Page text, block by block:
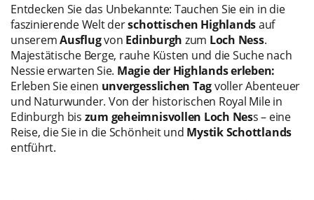
Entdecken Sie das Unbekannte: Tauchen Sie ein in die
faszinierende Welt derschottischen Highlandsauf
unseremAusflugvon Edinburgh zum Loch Ness.
Majestätische Berge, rauhe Küsten und die Suche nach
Nessie erwarten Sie. Magie der Highlands erleben:
Erleben Sie einen unvergesslichen Tagvoller Abenteuer
und Naturwunder. Von der historischen Royal Mile in
Edinburgh bis zum geheimnisvollen Loch Ness – eine
Reise, die Sie in die Schönheit und Mystik Schottlands
entführt.